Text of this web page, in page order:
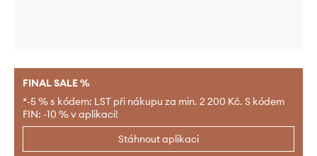
FINAL SALE %
*-5 % s kódem: LST při nákupu za min. 2 200 Kč. S kódem
FIN: -10 % v aplikaci!
Stáhnout aplikaci